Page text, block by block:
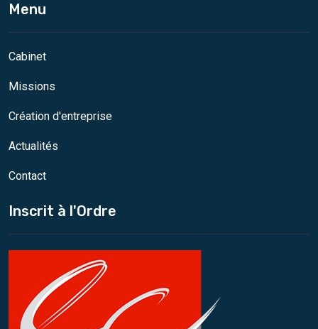
Menu
Cabinet
Missions
Création d'entreprise
Actualités
Contact
Inscrit à l'Ordre